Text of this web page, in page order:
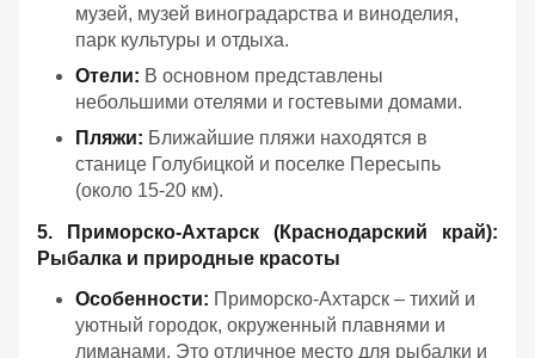
музей, музей виноградарства и виноделия,
парк культуры и отдыха.
Отели: В основном представлены
небольшими отелями и гостевыми домами.
Пляжи: Ближайшие пляжи находятся в
станице Голубицкой и поселке Пересыпь
(около 15-20 км).
5. Приморско-Ахтарск (Краснодарский край):
Рыбалка и природные красоты
Особенности: Приморско-Ахтарск – тихий и
уютный городок, окруженный плавнями и
лиманами. Это отличное место для рыбалки и